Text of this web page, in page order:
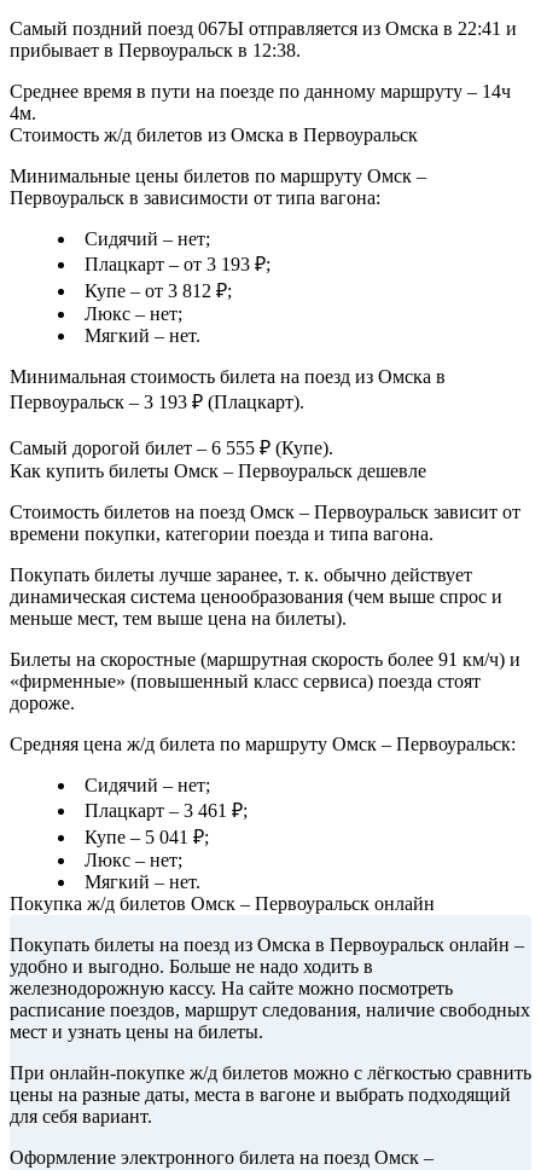
Самый поздний поезд 067Ы отправляется из Омска в 22:41 и
прибывает в Первоуральск в 12:38.
Среднее время в пути на поезде по данному маршруту – 14ч
4м.
Стоимость ж/д билетов из Омска в Первоуральск
Минимальные цены билетов по маршруту Омск –
Первоуральск в зависимости от типа вагона:
Сидячий – нет;
Плацкарт – от 3 193 ₽;
Купе – от 3 812 ₽;
Люкс – нет;
Мягкий – нет.
Минимальная стоимость билета на поезд из Омска в
Первоуральск – 3 193 ₽ (Плацкарт).
Самый дорогой билет – 6 555 ₽ (Купе).
Как купить билеты Омск – Первоуральск дешевле
Стоимость билетов на поезд Омск – Первоуральск зависит от
времени покупки, категории поезда и типа вагона.
Покупать билеты лучше заранее, т. к. обычно действует
динамическая система ценообразования (чем выше спрос и
меньше мест, тем выше цена на билеты).
Билеты на скоростные (маршрутная скорость более 91 км/ч) и
«фирменные» (повышенный класс сервиса) поезда стоят
дороже.
Средняя цена ж/д билета по маршруту Омск – Первоуральск:
Сидячий – нет;
Плацкарт – 3 461 ₽;
Купе – 5 041 ₽;
Люкс – нет;
Мягкий – нет.
Покупка ж/д билетов Омск – Первоуральск онлайн
Покупать билеты на поезд из Омска в Первоуральск онлайн –
удобно и выгодно. Больше не надо ходить в
железнодорожную кассу. На сайте можно посмотреть
расписание поездов, маршрут следования, наличие свободных
мест и узнать цены на билеты.
При онлайн-покупке ж/д билетов можно с лёгкостью сравнить
цены на разные даты, места в вагоне и выбрать подходящий
для себя вариант.
Оформление электронного билета на поезд Омск –